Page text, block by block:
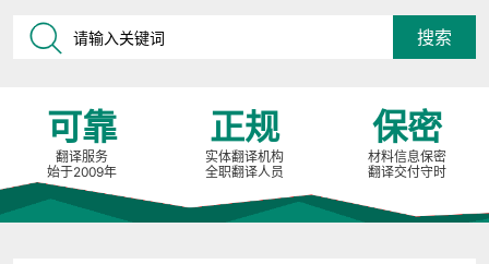
可靠
翻译服务
始于2009年
正规
实体翻译机构
全职翻译人员
保密
材料信息保密
翻译交付守时